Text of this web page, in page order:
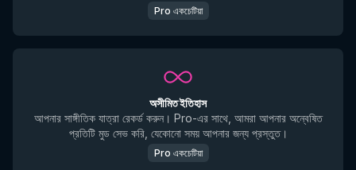
Pro একচেটিয়া
অসীমিত ইতিহাস
আপনার সাঙ্গীতিক যাত্রা রেকর্ড করুন। Pro-এর সাথে, আমরা আপনার অন্বেষিত
প্রতিটি মুড সেভ করি, যেকোনো সময় আপনার জন্য প্রস্তুত।
Pro একচেটিয়া